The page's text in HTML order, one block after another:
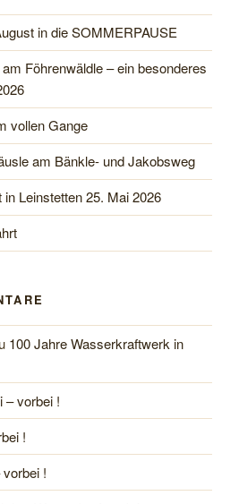
in die SOMMERPAUSE
Föhrenwäldle – ein besonderes
vollen Gange
am Bänkle- und Jakobsweg
Leinstetten 25. Mai 2026
100 Jahre Wasserkraftwerk in
– vorbei !
!
!